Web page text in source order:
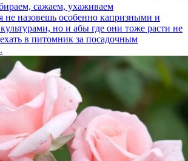
сажаем, ухаживаем
не назовешь особенно капризными и
но и абы где они тоже расти не
в питомник за посадочным